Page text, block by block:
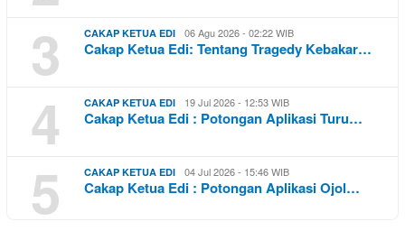
3 CAKAP KETUA EDI 06 Agu 2026 - 02:22 WIB
Cakap Ketua Edi: Tentang Tragedy Kebakar…
4 CAKAP KETUA EDI 19 Jul 2026 - 12:53 WIB
Cakap Ketua Edi : Potongan Aplikasi Turu…
5 CAKAP KETUA EDI 04 Jul 2026 - 15:46 WIB
Cakap Ketua Edi : Potongan Aplikasi Ojol…